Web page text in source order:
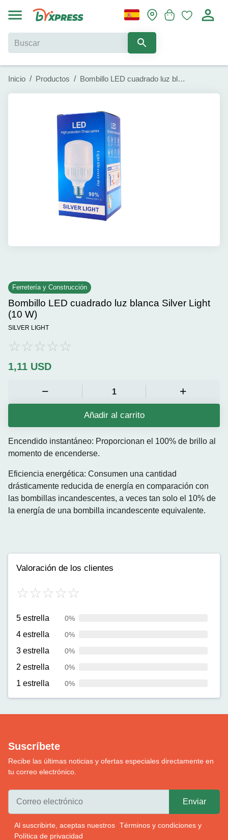
Inicio / Productos / Bombillo LED cuadrado luz blanca Silver Light (10 W)
Ferretería y Construcción
Bombillo LED cuadrado luz blanca Silver Light
(10 W)
SILVER LIGHT
1,11 USD
Añadir al carrito
Encendido instantáneo: Proporcionan el 100% de brillo al
momento de encenderse.
Eficiencia energética: Consumen una cantidad
drásticamente reducida de energía en comparación con
las bombillas incandescentes, a veces tan solo el 10% de
la energía de una bombilla incandescente equivalente.
Valoración de los clientes
5 estrella 0%
4 estrella 0%
3 estrella 0%
2 estrella 0%
1 estrella 0%
Suscríbete
Recibe las últimas noticias y ofertas especiales directamente en
tu correo electrónico.
Al suscribirte, aceptas nuestros Términos y condiciones y
Política de privacidad